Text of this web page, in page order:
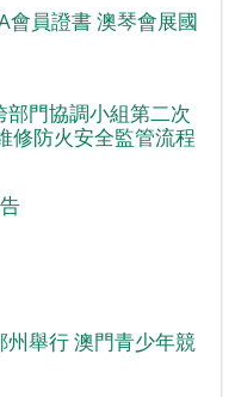
會員證書 澳琴會展國
門協調小組第二次
修防火安全監管流程
舉行 澳門青少年競